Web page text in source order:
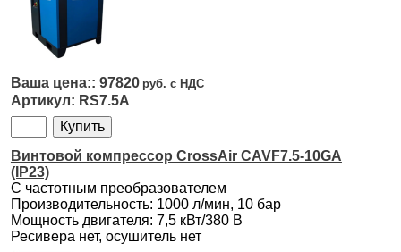
97820
RS7.5A
Винтовой компрессор CrossAir CAVF7.5-10GA
(IP23)
С частотным преобразователем
Производительность: 1000 л/мин, 10 бар
Мощность двигателя: 7,5 кВт/380 В
Ресивера нет, осушитель нет